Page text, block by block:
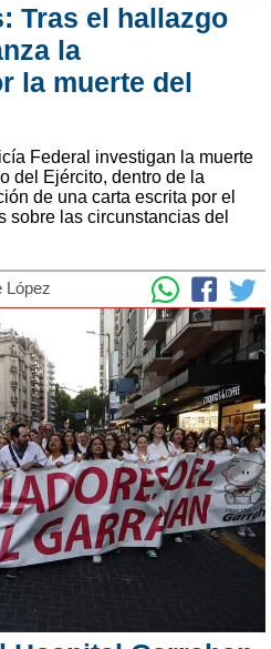
Tras el hallazgo
la
la muerte del
Federal investigan la muerte
del Ejército, dentro de la
de una carta escrita por el
sobre las circunstancias del
López